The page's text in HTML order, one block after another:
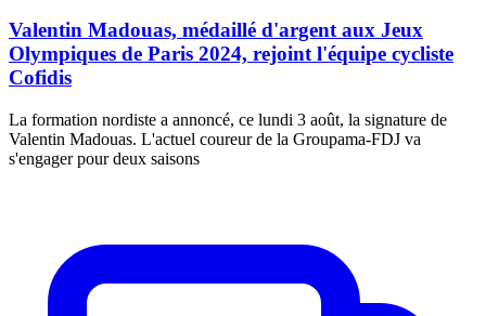
Valentin Madouas, médaillé d'argent aux Jeux
Olympiques de Paris 2024, rejoint l'équipe cycliste
Cofidis
La formation nordiste a annoncé, ce lundi 3 août, la signature de
Valentin Madouas. L'actuel coureur de la Groupama-FDJ va
s'engager pour deux saisons